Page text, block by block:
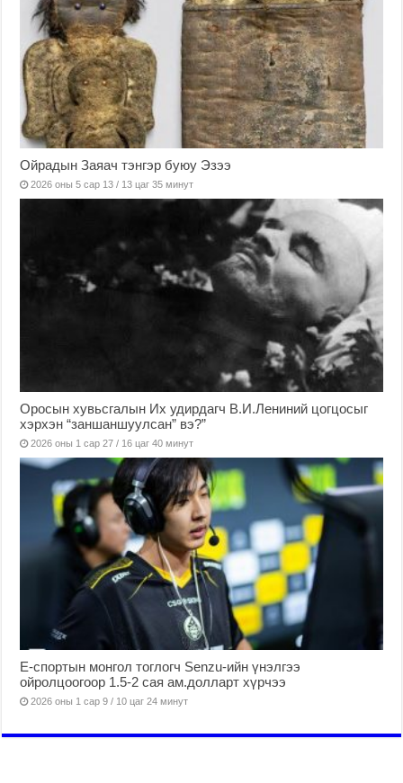
Ойрадын Заяач тэнгэр буюу Эзээ
2026 оны 5 сар 13 / 13 цаг 35 минут
Оросын хувьсгалын Их удирдагч В.И.Лениний цогцосыг
хэрхэн “заншаншуулсан” вэ?”
2026 оны 1 сар 27 / 16 цаг 40 минут
Е-спортын монгол тоглогч Senzu-ийн үнэлгээ
ойролцоогоор 1.5-2 сая ам.долларт хүрчээ
2026 оны 1 сар 9 / 10 цаг 24 минут